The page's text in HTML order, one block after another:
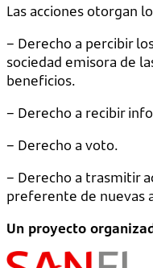
Las acciones otorgan
– Derecho a percibir
sociedad emisora de
beneficios.
– Derecho a recibir
– Derecho a voto.
– Derecho a trasmitir
preferente de nuevas
Un proyecto